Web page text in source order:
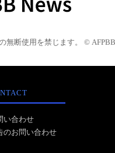
無断使用を禁じます。 © AFPBB
い合わせ
のお問い合わせ